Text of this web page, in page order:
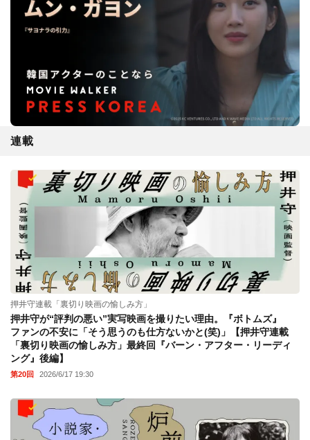
連載
押井守連載「裏切り映画の愉しみ方」
押井守が“評判の悪い”実写映画を撮りたい理由。『ボトムズ』
ファンの不安に「そう思うのも仕方ないかと(笑)」【押井守連載
「裏切り映画の愉しみ方」最終回『バーン・アフター・リーディ
ング』後編】
第20回 2026/6/17 19:30